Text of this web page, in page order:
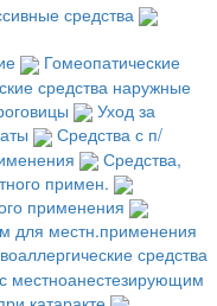
средства
Гомеопатические
средства наружные
Уход за
Средства с п/
Средства,
примен.
применения
для местн.применения
средства
местноанестезирующим